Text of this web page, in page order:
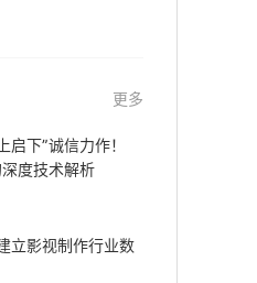
更多
下”诚信力作！
度技术解析
立影视制作行业数